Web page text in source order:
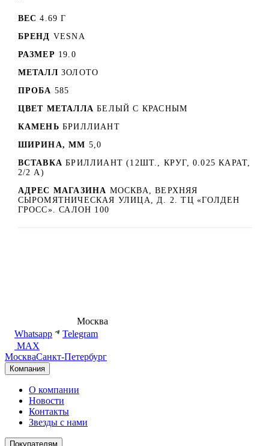
ВЕС 4.69 Г
БРЕНД VESNA
РАЗМЕР 19.0
МЕТАЛЛ ЗОЛОТО
ПРОБА 585
ЦВЕТ МЕТАЛЛА БЕЛЫЙ C КРАСНЫМ
КАМЕНЬ БРИЛЛИАНТ
ШИРИНА, ММ 5,0
ВСТАВКА БРИЛЛИАНТ (12ШТ., КРУГ, 0.025 КАРАТ,
2/2 А)
АДРЕС МАГАЗИНА МОСКВА, ВЕРХНЯЯ
СЫРОМЯТНИЧЕСКАЯ УЛИЦА, Д. 2. ТЦ «ГОЛДЕН
ГРОСС». САЛОН 100
Москва
Whatsapp
Telegram
MAX
МоскваСанкт-Петербург
Компания
О компании
Новости
Контакты
Звезды с нами
Покупателям